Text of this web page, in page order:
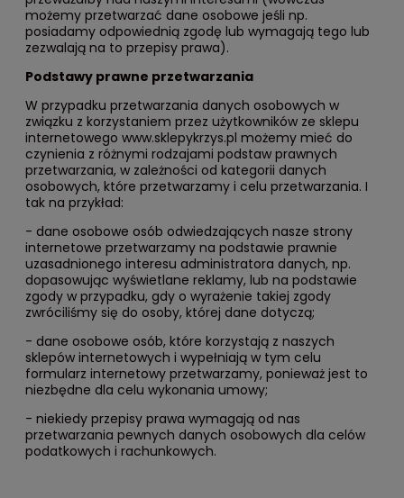
możemy przetwarzać dane osobowe jeśli np.
posiadamy odpowiednią zgodę lub wymagają tego lub
zezwalają na to przepisy prawa).
Podstawy prawne przetwarzania
W przypadku przetwarzania danych osobowych w
związku z korzystaniem przez użytkowników ze sklepu
internetowego www.sklepykrzys.pl możemy mieć do
czynienia z różnymi rodzajami podstaw prawnych
przetwarzania, w zależności od kategorii danych
osobowych, które przetwarzamy i celu przetwarzania. I
tak na przykład:
- dane osobowe osób odwiedzających nasze strony
internetowe przetwarzamy na podstawie prawnie
uzasadnionego interesu administratora danych, np.
dopasowując wyświetlane reklamy, lub na podstawie
zgody w przypadku, gdy o wyrażenie takiej zgody
zwróciliśmy się do osoby, której dane dotyczą;
- dane osobowe osób, które korzystają z naszych
sklepów internetowych i wypełniają w tym celu
formularz internetowy przetwarzamy, ponieważ jest to
niezbędne dla celu wykonania umowy;
- niekiedy przepisy prawa wymagają od nas
przetwarzania pewnych danych osobowych dla celów
podatkowych i rachunkowych.